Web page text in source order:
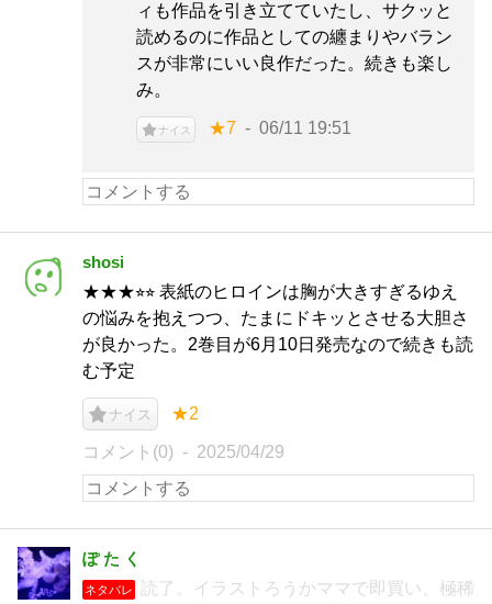
ィも作品を引き立てていたし、サクッと
読めるのに作品としての纏まりやバラン
スが非常にいい良作だった。続きも楽し
み。
ナイス ★7 06/11 19:51
shosi
★★★⭐︎⭐︎ 表紙のヒロインは胸が大きすぎるゆえ
の悩みを抱えつつ、たまにドキッとさせる大胆さ
が良かった。2巻目が6月10日発売なので続きも読
む予定
ナイス ★2
コメント(0) 2025/04/29
ぽ た く
ネタバレ
読了。イラストろうかママで即買い、極稀